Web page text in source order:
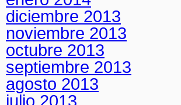
diciembre 2013
noviembre 2013
octubre 2013
septiembre 2013
agosto 2013
julio 2013